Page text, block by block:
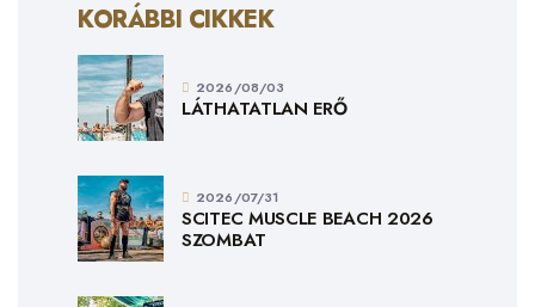
KORÁBBI CIKKEK
2026/08/03
LÁTHATATLAN ERŐ
2026/07/31
SCITEC MUSCLE BEACH 2026
SZOMBAT